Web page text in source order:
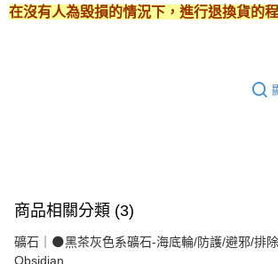
在沒有人為毀損的情況下，進行退換貨的程
商品相關分類 (3)
礦石｜🌑黑茶灰色系礦石-海底輪/防護/避邪/排
Obsidian